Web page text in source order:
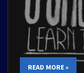
READ MORE »